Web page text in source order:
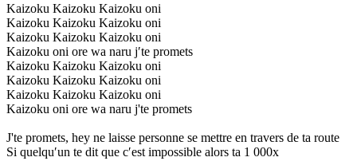
Kaizoku Kaizoku Kaizoku oni
Kaizoku Kaizoku Kaizoku oni
Kaizoku Kaizoku Kaizoku oni
Kaizoku oni ore wa naru j′te promets
Kaizoku Kaizoku Kaizoku oni
Kaizoku Kaizoku Kaizoku oni
Kaizoku Kaizoku Kaizoku oni
Kaizoku oni ore wa naru j'te promets
J'te promets, hey ne laisse personne se mettre en travers de ta route
Si quelqu′un te dit que c′est impossible alors ta 1 000x